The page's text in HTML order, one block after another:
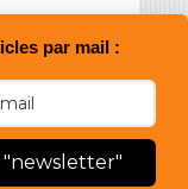
par mail :
"newsletter"